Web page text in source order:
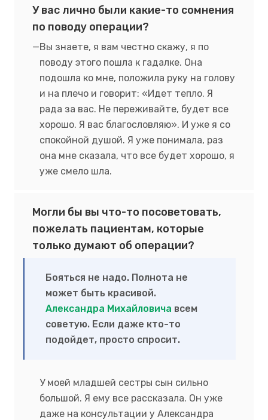
У вас лично были какие-то сомнения
по поводу операции?
Вы знаете, я вам честно скажу, я по
поводу этого пошла к гадалке. Она
подошла ко мне, положила руку на голову
и на плечо и говорит: «Идет тепло. Я
рада за вас. Не переживайте, будет все
хорошо. Я вас благословляю». И уже я со
спокойной душой. Я уже понимала, раз
она мне сказала, что все будет хорошо, я
уже смело шла.
Могли бы вы что-то посоветовать,
пожелать пациентам, которые
только думают об операции?
Бояться не надо. Полнота не
может быть красивой.
Александра Михайловича всем
советую. Если даже кто-то
подойдет, просто спросит.
У моей младшей сестры сын сильно
большой. Я ему все рассказала. Он уже
даже на консультации у Александра